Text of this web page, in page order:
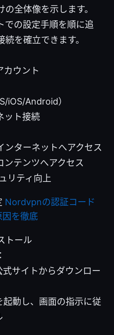
全体像を示します。
での設定手順を順に追
を確立できます。
カウント
iOS/Android）
ット接続
ンターネットへアクセス
ンテンツへアクセス
リティ向上
Nordvpnの認証コード
因を徹底
トール
式サイトからダウンロー
起動し、画面の指示に従